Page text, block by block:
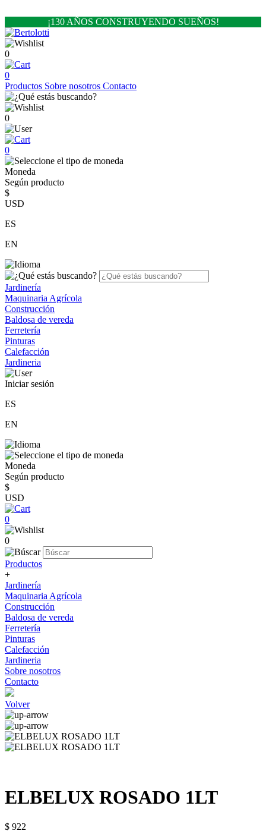
¡130 AÑOS CONSTRUYENDO SUEÑOS!
0
0
Productos Sobre nosotros Contacto
0
0
Moneda
Según producto
$
USD
ES
EN
Jardinería
Maquinaria Agrícola
Construcción
Baldosa de vereda
Ferretería
Pinturas
Calefacción
Jardineria
Iniciar sesión
ES
EN
Moneda
Según producto
$
USD
0
0
Productos
+
Jardinería
Maquinaria Agrícola
Construcción
Baldosa de vereda
Ferretería
Pinturas
Calefacción
Jardineria
Sobre nosotros
Contacto
Volver
ELBELUX ROSADO 1LT
$ 922